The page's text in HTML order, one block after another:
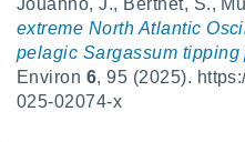
Jouanno, J., Berthet, S.,
extreme North Atlantic
pelagic Sargassum tipping
Environ 6, 95 (2025).
025-02074-x